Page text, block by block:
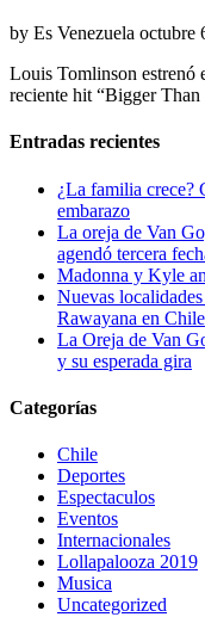
by Es Venezuela octubre
Louis Tomlinson estrenó
reciente hit “Bigger
Entradas recientes
¿La familia crece?
embarazo
La oreja de Van
agendó tercera
Madonna y Kyle
Nuevas
Rawayana en Chile
La Oreja de Van
y su esperada gira
Categorías
Chile
Deportes
Espectaculos
Eventos
Internacionales
Lollapalooza 2019
Musica
Uncategorized